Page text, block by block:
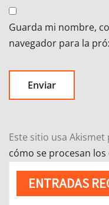
Guarda mi nombre,
navegador para la
Este sitio usa
cómo se procesan
ENTRADAS